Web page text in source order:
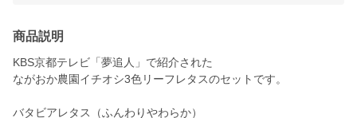
商品説明
KBS京都テレビ「夢追人」で紹介された
ながおか農園イチオシ3色リーフレタスのセットです。
バタビアレタス（ふんわりやわらか）